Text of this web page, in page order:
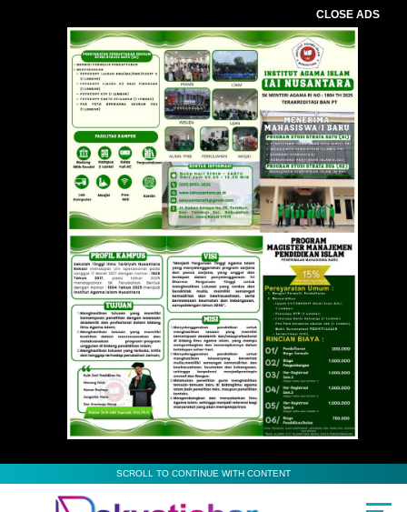
CLOSE ADS
SCROLL TO CONTINUE WITH CONTENT